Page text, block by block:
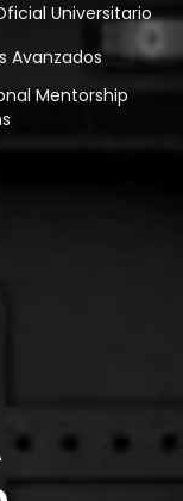
Universitario
Avanzados
Mentorship